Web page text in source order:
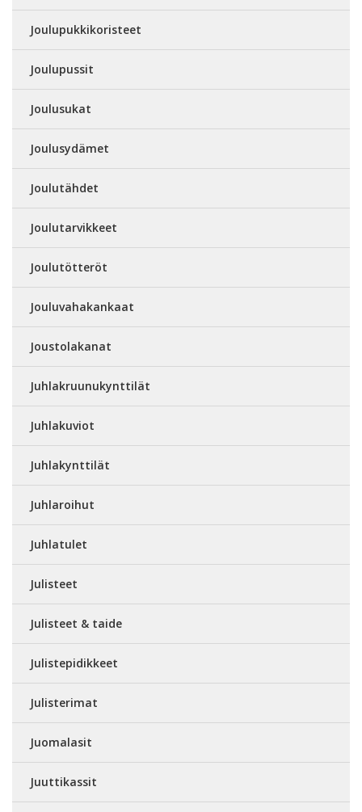
Joulupukkikoristeet
Joulupussit
Joulusukat
Joulusydämet
Joulutähdet
Joulutarvikkeet
Joulutötteröt
Jouluvahakankaat
Joustolakanat
Juhlakruunukynttilät
Juhlakuviot
Juhlakynttilät
Juhlaroihut
Juhlatulet
Julisteet
Julisteet & taide
Julistepidikkeet
Julisterimat
Juomalasit
Juuttikassit